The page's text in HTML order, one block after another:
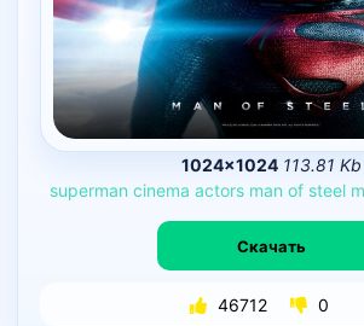
1024×1024 113.81 Kb
superman cinema actors man of steel
Скачать
46712 0